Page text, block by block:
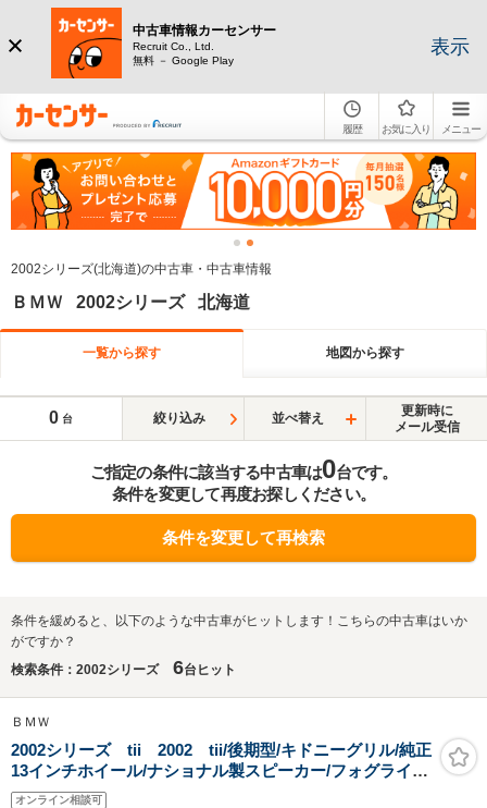
中古車情報カーセンサー
Recruit Co., Ltd.
無料 － Google Play
表示
履歴 お気に入り メニュー
2002シリーズ(北海道)の中古車・中古車情報
ＢＭＷ 2002シリーズ 北海道
一覧から探す 地図から探す
0 台 絞り込み 並べ替え
更新時に
メール受信
ご指定の条件に該当する中古車は0台です。
条件を変更して再度お探しください。
条件を変更して再検索
条件を緩めると、以下のような中古車がヒットします！こちらの中古車はいか
がですか？
検索条件：2002シリーズ
6台ヒット
ＢＭＷ
2002シリーズ tii 2002 tii/後期型/キドニーグリル/純正
13インチホイール/ナショナル製スピーカー/フォグライ
ト/3連メーター/角テール
オンライン相談可